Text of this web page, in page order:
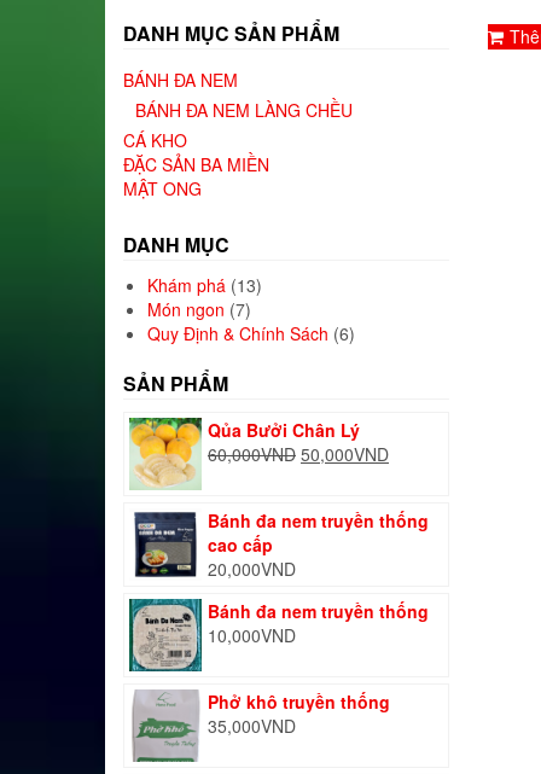
DANH MỤC SẢN PHẨM
BÁNH ĐA NEM
BÁNH ĐA NEM LÀNG CHỀU
CÁ KHO
ĐẶC SẢN BA MIỀN
MẬT ONG
DANH MỤC
Khám phá (13)
Món ngon (7)
Quy Định & Chính Sách (6)
SẢN PHẨM
Qủa Bưởi Chân Lý
60,000VND Giá
60,000VND.
50,000VNDGiá
là:
Bánh đa nem truyền thống
cao cấp
20,000VND
Bánh đa nem truyền thống
10,000VND
Phở khô truyền thống
35,000VND